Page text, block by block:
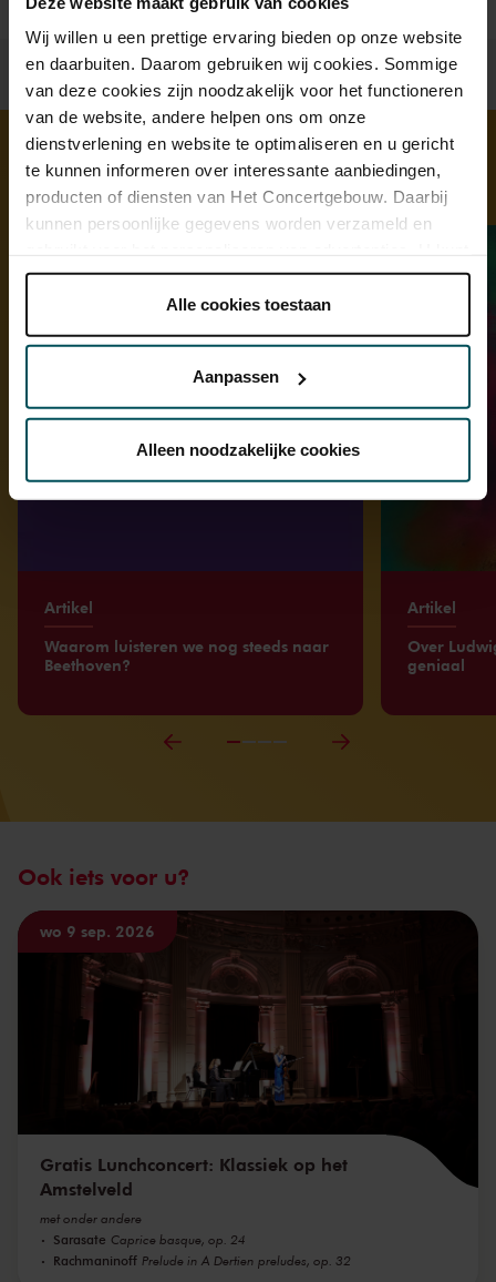
Wij willen u een prettige ervaring bieden op onze website
en daarbuiten. Daarom gebruiken wij cookies. Sommige
van deze cookies zijn noodzakelijk voor het functioneren
van de website, andere helpen ons om onze
dienstverlening en website te optimaliseren en u gericht
te kunnen informeren over interessante aanbiedingen,
producten of diensten van Het Concertgebouw. Daarbij
kunnen persoonlijke gegevens worden verzameld en
onder 'aanpassen' zelf welke cookies wij mogen
Lees onze cookieverklaring hier. Lees onze
Via decookieverklaringop onze website kunt u uw
Alle cookies toestaan
Aanpassen
Alleen noodzakelijke cookies
Ontdek meer
Artikel
Waarom luisteren we nog steeds naar
Beethoven?
Artikel
Over
geniaal
Ook iets voor u?
wo 9 sep. 2026
Gratis Lunchconcert: Klassiek op het
Amstelveld
met onder andere
Sarasate Caprice basque, op. 24
Rachmaninoff Prelude in A Dertien preludes, op. 32